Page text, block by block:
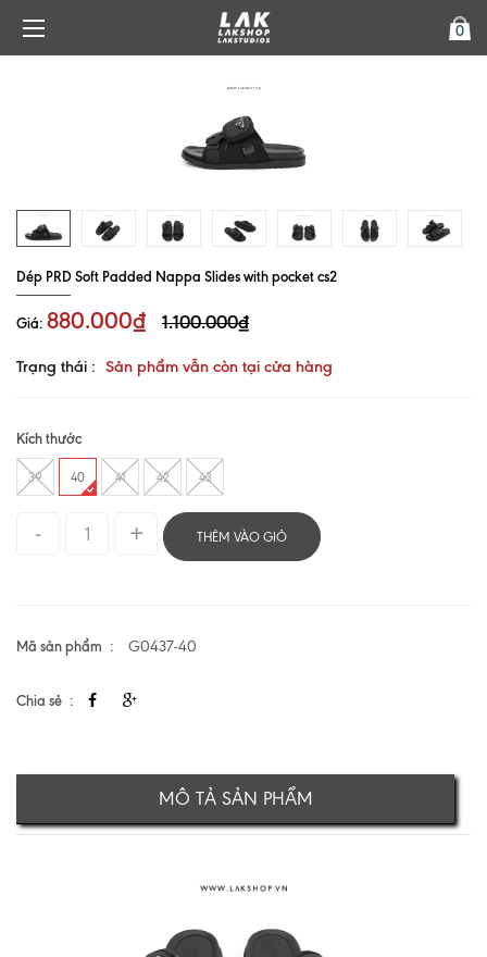
0
Dép PRD Soft Padded Nappa Slides with pocket cs2
Giá: 880.000₫ 1.100.000₫
Trạng thái : Sản phẩm vẫn còn tại cửa hàng
Kích thước
39 40 41 42 43
THÊM VÀO GIỎ
Mã sản phẩm G0437-40
Chia sẻ
MÔ TẢ SẢN PHẨM